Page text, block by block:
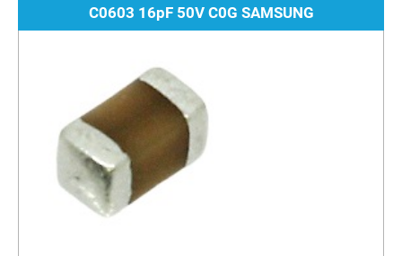
C0603 16pF 50V C0G SAMSUNG